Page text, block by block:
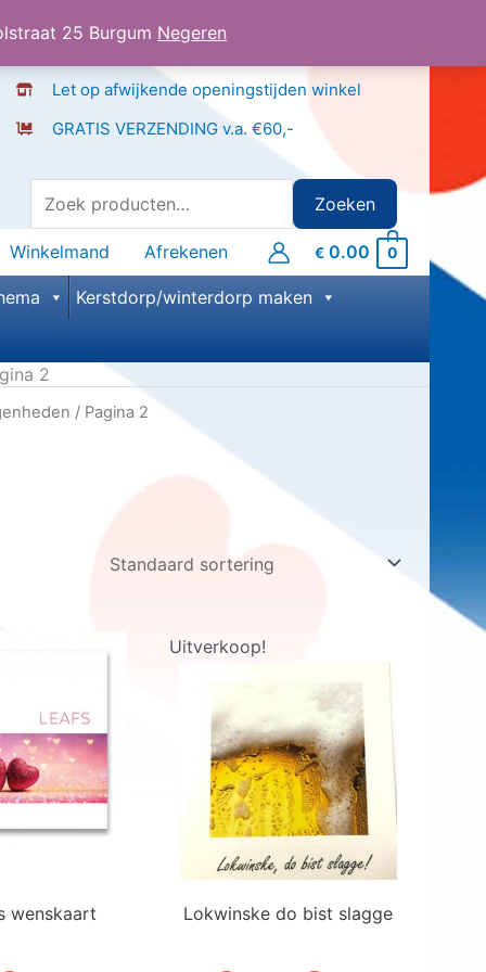
25 Burgum Negeren
Let op afwijkende openingstijden winkel
GRATIS VERZENDING v.a. €60,-
Zoeken
Zoeken
Winkelmand Afrekenen € 0.00 0
Kerstdorp/winterdorp maken
2
/ Pagina 2
wenskaart
Uitverkoop!
Lokwinske do bist slagge